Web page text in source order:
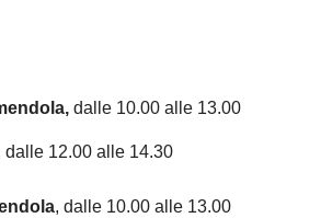
dalle 10.00 alle 13.00
dalle 12.00 alle 14.30
, dalle 10.00 alle 13.00